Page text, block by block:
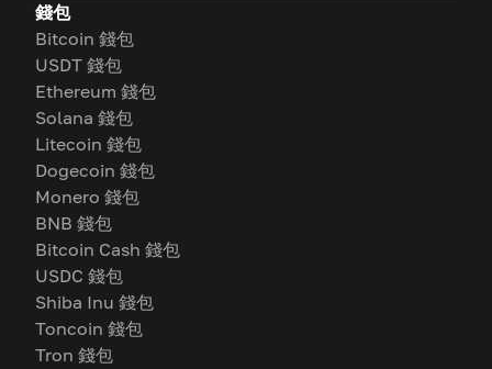
錢包
Bitcoin 錢包
USDT 錢包
Ethereum 錢包
Solana 錢包
Litecoin 錢包
Dogecoin 錢包
Monero 錢包
BNB 錢包
Bitcoin Cash 錢包
USDC 錢包
Shiba Inu 錢包
Toncoin 錢包
Tron 錢包